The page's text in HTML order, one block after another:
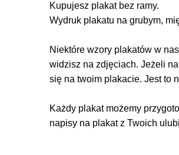
Kupujesz plakat bez ramy.
Wydruk plakatu na grubym,
Niektóre wzory plakatów w
widzisz na zdjęciach. Jeżeli
się na twoim plakacie. Jest to
Każdy plakat możemy
napisy na plakat z Twoich